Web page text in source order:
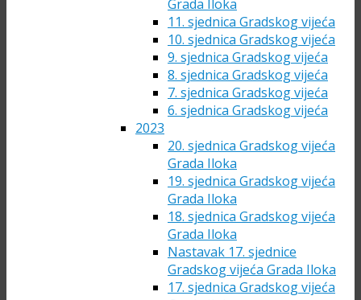
Grada Iloka
11. sjednica Gradskog vijeća
10. sjednica Gradskog vijeća
9. sjednica Gradskog vijeća
8. sjednica Gradskog vijeća
7. sjednica Gradskog vijeća
6. sjednica Gradskog vijeća
2023
20. sjednica Gradskog vijeća
Grada Iloka
19. sjednica Gradskog vijeća
Grada Iloka
18. sjednica Gradskog vijeća
Grada Iloka
Nastavak 17. sjednice
Gradskog vijeća Grada Iloka
17. sjednica Gradskog vijeća